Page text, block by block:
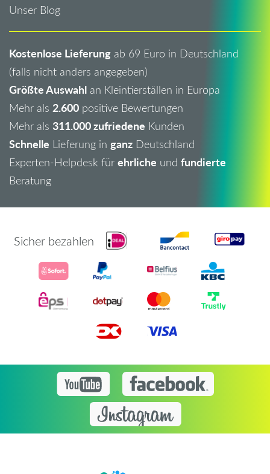
Unser Blog
Kostenlose Lieferung ab 69 Euro in Deutschland
(falls nicht anders angegeben)
Größte Auswahl an Kleintierställen in Europa
Mehr als 2.600 positive Bewertungen
Mehr als 311.000 zufriedene Kunden
Schnelle Lieferung in ganz Deutschland
Experten-Helpdesk für ehrliche und fundierte
Beratung
Sicher bezahlen